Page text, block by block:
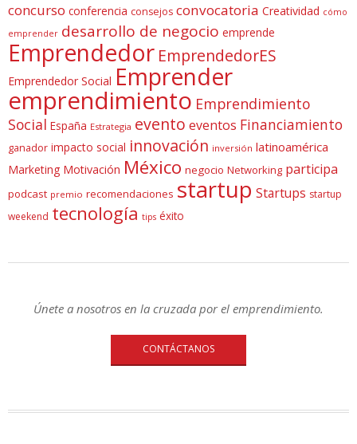
concurso conferencia consejos convocatoria Creatividad cómo
emprender desarrollo de negocio emprende
Emprendedor EmprendedorES
Emprendedor Social Emprender
emprendimiento Emprendimiento
Social España Estrategia evento eventos Financiamiento
ganador impacto social innovación inversión latinoamérica
Marketing Motivación México negocio Networking participa
podcast premio recomendaciones startup Startups startup
weekend tecnología tips éxito
Únete a nosotros en la cruzada por el emprendimiento.
CONTÁCTANOS